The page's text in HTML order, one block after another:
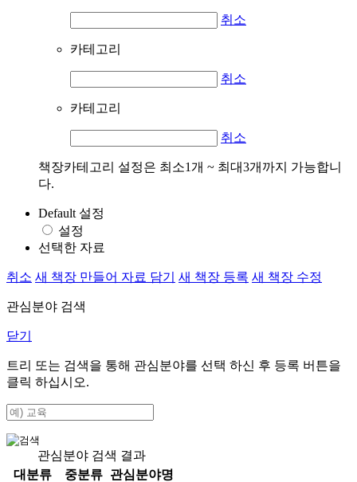
취소
카테고리
취소
카테고리
취소
책장카테고리 설정은 최소1개 ~ 최대3개까지 가능합니
다.
Default 설정
설정
선택한 자료
취소 새 책장 만들어 자료 담기 새 책장 등록 새 책장 수정
관심분야 검색
닫기
트리 또는 검색을 통해 관심분야를 선택 하신 후 등록 버튼을
클릭 하십시오.
관심분야 검색 결과
대분류
중분류
관심분야명